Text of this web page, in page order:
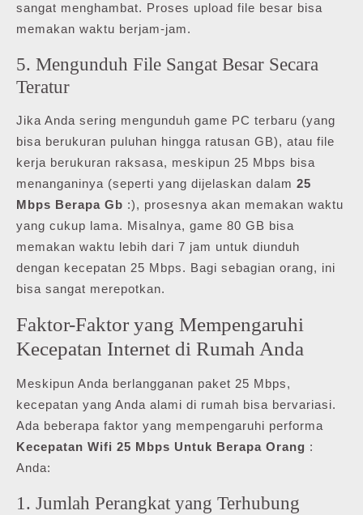
sangat menghambat. Proses upload file besar bisa
memakan waktu berjam-jam.
5. Mengunduh File Sangat Besar Secara
Teratur
Jika Anda sering mengunduh game PC terbaru (yang
bisa berukuran puluhan hingga ratusan GB), atau file
kerja berukuran raksasa, meskipun 25 Mbps bisa
menanganinya (seperti yang dijelaskan dalam 25
Mbps Berapa Gb :), prosesnya akan memakan waktu
yang cukup lama. Misalnya, game 80 GB bisa
memakan waktu lebih dari 7 jam untuk diunduh
dengan kecepatan 25 Mbps. Bagi sebagian orang, ini
bisa sangat merepotkan.
Faktor-Faktor yang Mempengaruhi
Kecepatan Internet di Rumah Anda
Meskipun Anda berlangganan paket 25 Mbps,
kecepatan yang Anda alami di rumah bisa bervariasi.
Ada beberapa faktor yang mempengaruhi performa
Kecepatan Wifi 25 Mbps Untuk Berapa Orang :
Anda:
1. Jumlah Perangkat yang Terhubung